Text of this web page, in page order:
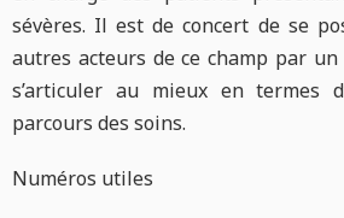
sévères. Il est de concert de se
autres acteurs de ce champ par
s’articuler au mieux en termes
parcours des soins.
Numéros utiles